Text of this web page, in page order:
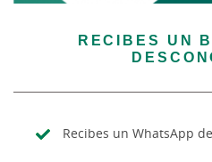
RECIBES UN
Recibes un WhatsApp